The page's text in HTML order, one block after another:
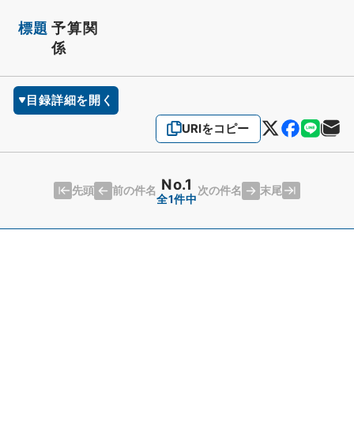
標題 予算関
係
目録詳細を開く
URIをコピー
先頭 前の件名 No.1
全1件中
次の件名 末尾